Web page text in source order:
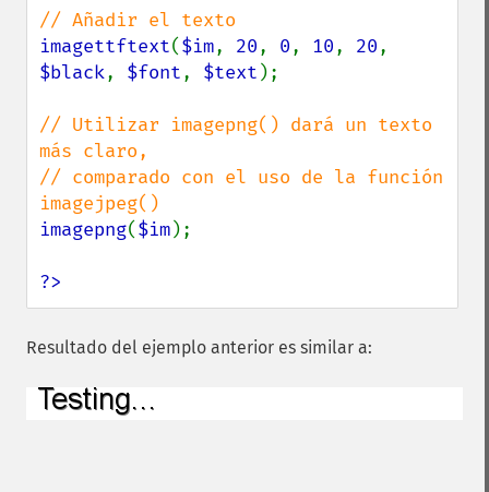
imagettftext($im, 20, 0, 10, 20
$black, $font, $text );
// Utilizar imagepng() dará un texto
más claro,
// comparado con el uso de la función
imagepng($im);
?>
Resultado del ejemplo anterior es similar a: